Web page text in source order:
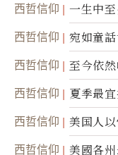
西哲信仰 一生中
西哲信仰 宛如童
西哲信仰 至今依
西哲信仰 夏季最
西哲信仰
美国人
50周年
西哲信仰 美國各州